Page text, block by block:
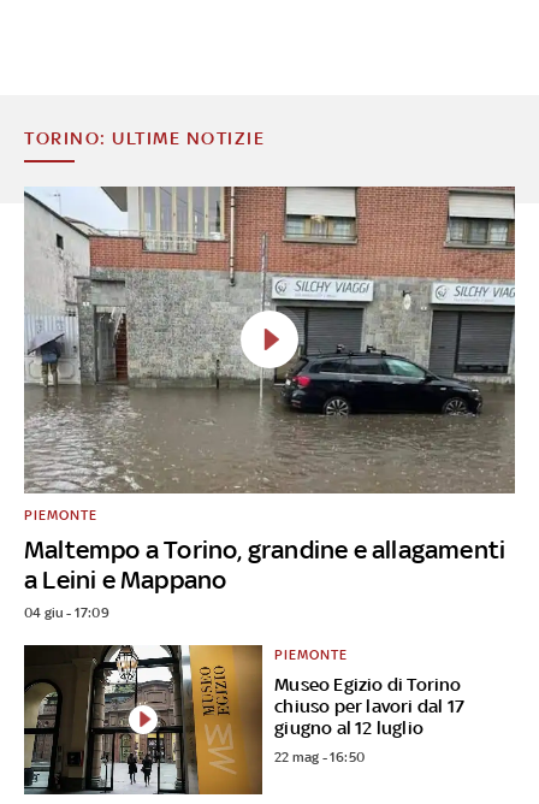
TORINO: ULTIME NOTIZIE
Maltempo a Torino, grandine e allagamenti
a Leini e Mappano
PIEMONTE
04 giu - 17:09
Museo Egizio di Torino
chiuso per lavori dal 17
giugno al 12 luglio
PIEMONTE
22 mag - 16:50